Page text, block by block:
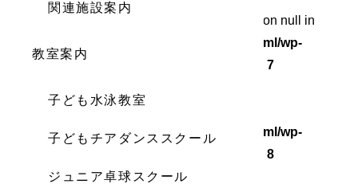
関連施設案内
教室案内
子ども水泳教室
子どもチアダンススクール
ジュニア卓球スクール
: Attempt to read property "cat_name" on null in
/home/wordstock/numasupo.com/public_html/wp-
content/themes/numaspo/single.php
7
: Undefined array key 0 in
/home/wordstock/numasupo.com/public_html/wp-
8